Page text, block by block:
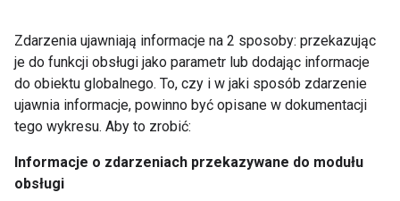
Zdarzenia ujawniają informacje na 2 sposoby: przekazując
je do funkcji obsługi jako parametr lub dodając informacje
do obiektu globalnego. To, czy i w jaki sposób zdarzenie
ujawnia informacje, powinno być opisane w dokumentacji
tego wykresu. Aby to zrobić:
Informacje o zdarzeniach przekazywane do modułu
obsługi